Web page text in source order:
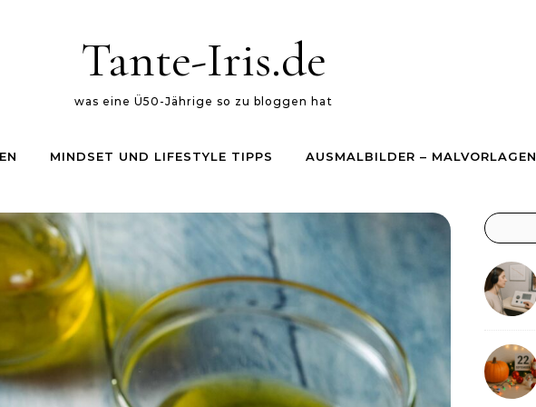
Tante-Iris.de
was eine Ü50-Jährige so zu bloggen hat
MINDSET UND LIFESTYLE TIPPS AUSMALBILDER – MALVORLAGEN